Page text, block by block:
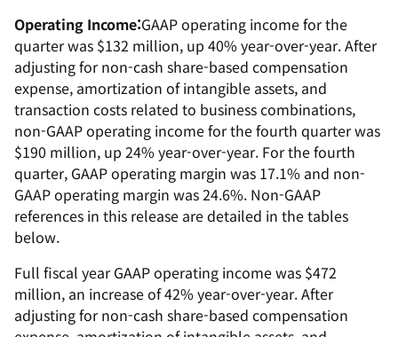
Operating Income:GAAP operating income for the
quarter was $132 million, up 40% year-over-year. After
adjusting for non-cash share-based compensation
expense, amortization of intangible assets, and
transaction costs related to business combinations,
non-GAAP operating income for the fourth quarter was
$190 million, up 24% year-over-year. For the fourth
quarter, GAAP operating margin was 17.1% and non-
GAAP operating margin was 24.6%. Non-GAAP
references in this release are detailed in the tables
below.
Full fiscal year GAAP operating income was $472
million, an increase of 42% year-over-year. After
adjusting for non-cash share-based compensation